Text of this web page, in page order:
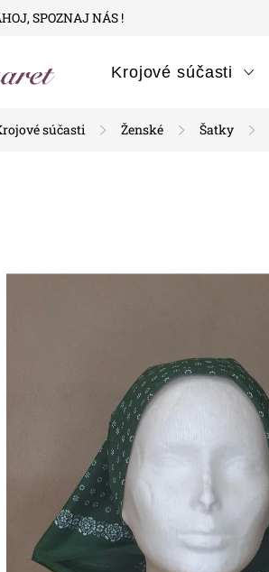
SPOZNAJ NÁS !
Krojové súčasti
súčasti Ženské Šatky